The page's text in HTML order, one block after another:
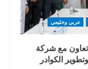
عربي وخليجي
تعاون مع شركة
الكوادر